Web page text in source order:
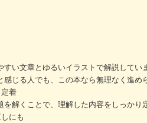
い文章とゆるいイラストで解説してい
じる人でも、この本なら無理なく進め
着
解くことで、理解した内容をしっかり
にも